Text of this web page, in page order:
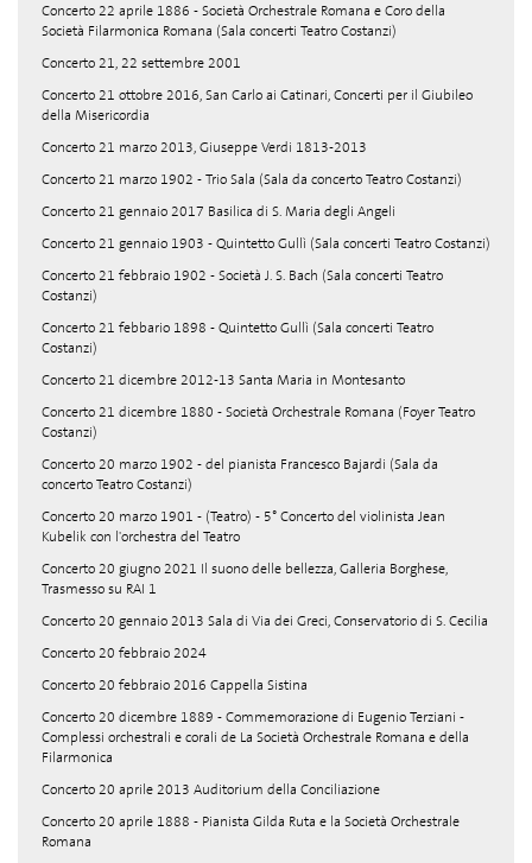
Concerto 22 aprile 1886 - Società Orchestrale Romana e Coro della
Società Filarmonica Romana (Sala concerti Teatro Costanzi)
Concerto 21, 22 settembre 2001
Concerto 21 ottobre 2016, San Carlo ai Catinari, Concerti per il Giubileo
della Misericordia
Concerto 21 marzo 2013, Giuseppe Verdi 1813-2013
Concerto 21 marzo 1902 - Trio Sala (Sala da concerto Teatro Costanzi)
Concerto 21 gennaio 2017 Basilica di S. Maria degli Angeli
Concerto 21 gennaio 1903 - Quintetto Gullì (Sala concerti Teatro Costanzi)
Concerto 21 febbraio 1902 - Società J. S. Bach (Sala concerti Teatro
Costanzi)
Concerto 21 febbario 1898 - Quintetto Gullì (Sala concerti Teatro
Costanzi)
Concerto 21 dicembre 2012-13 Santa Maria in Montesanto
Concerto 21 dicembre 1880 - Società Orchestrale Romana (Foyer Teatro
Costanzi)
Concerto 20 marzo 1902 - del pianista Francesco Bajardi (Sala da
concerto Teatro Costanzi)
Concerto 20 marzo 1901 - (Teatro) - 5° Concerto del violinista Jean
Kubelik con l'orchestra del Teatro
Concerto 20 giugno 2021 Il suono delle bellezza, Galleria Borghese,
Trasmesso su RAI 1
Concerto 20 gennaio 2013 Sala di Via dei Greci, Conservatorio di S. Cecilia
Concerto 20 febbraio 2024
Concerto 20 febbraio 2016 Cappella Sistina
Concerto 20 dicembre 1889 - Commemorazione di Eugenio Terziani -
Complessi orchestrali e corali de La Società Orchestrale Romana e della
Filarmonica
Concerto 20 aprile 2013 Auditorium della Conciliazione
Concerto 20 aprile 1888 - Pianista Gilda Ruta e la Società Orchestrale
Romana